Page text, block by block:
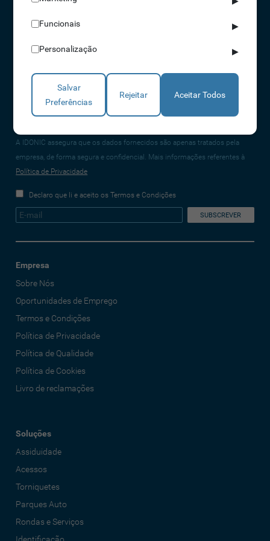
(chamada para a rede fixa nacional)
A IDONIC assegura que os dados fornecidos são apenas tratados pela
empresa, de forma segura e confidencial. Mais informações referentes à
Política de Privacidade
Declaro que li e aceito os Termos e Condições
Empresa
Sobre Nós
Oportunidades de Emprego
Termos e Condições
Política de Privacidade
Política de Qualidade
Política de Cookies
Livro de reclamações
Soluções
Assiduidade
Acessos
Torniquetes
Parques Auto
Rondas e Serviços
Identificação
Funcionais ▶
Personalização ▶
Salvar
Preferências
Rejeitar Aceitar Todos